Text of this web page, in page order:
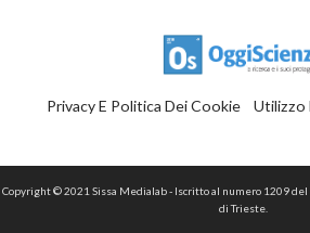
Privacy E Politica Dei Cookie Utilizzo
Copyright © 2021 Sissa Medialab - Iscritto al numero 1209
di Trieste.